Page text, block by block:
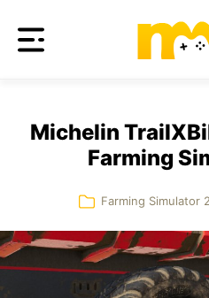
Michelin
Farming
Farming Simulator